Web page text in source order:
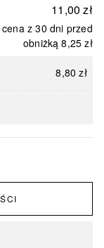
11,00 zł
z 30 dni przed
obniżką 8,25 zł
8,80 zł